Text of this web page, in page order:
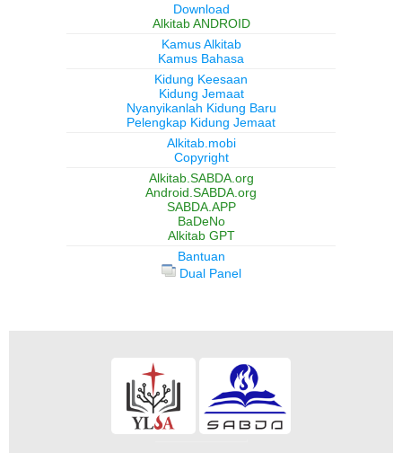
Download
Alkitab ANDROID
Kamus Alkitab
Kamus Bahasa
Kidung Keesaan
Kidung Jemaat
Nyanyikanlah Kidung Baru
Pelengkap Kidung Jemaat
Alkitab.mobi
Copyright
Alkitab.SABDA.org
Android.SABDA.org
SABDA.APP
BaDeNo
Alkitab GPT
Bantuan
Dual Panel